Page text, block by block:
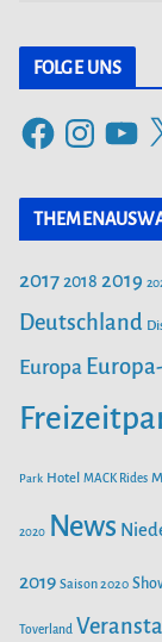
g
e
n
FOLGE UNS
F
c
o
o
s
t
g
r
m
Y
u
T
b
e
X
2017 2018 2019
Deutschland
Europa
Park Hotel MACK Rides
2020 News
2019 Saison 2020
Toverland